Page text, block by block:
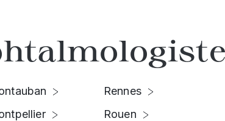
Rennes
Rouen